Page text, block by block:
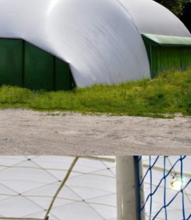
Y CARPAS INDUSTRIALES, 04 - PAVIMENTOS